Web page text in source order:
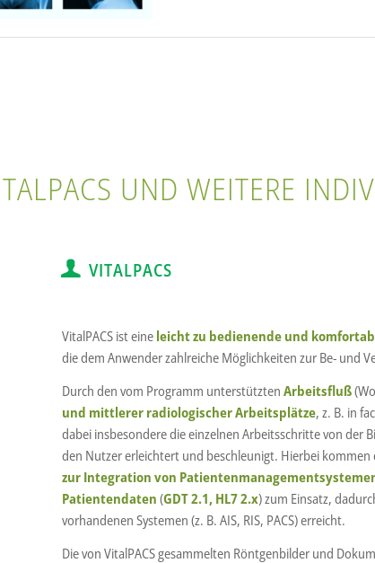
UND WEITERE
VITALPACS
VitalPACS ist eine leicht zu bedienende und
die dem Anwender zahlreiche Möglichkeiten zur Be- und
Durch den vom Programm unterstützten Arbeitsfluß
und mittlerer radiologischer Arbeitsplätze, z. B. in
dabei insbesondere die einzelnen Arbeitsschritte von der
den Nutzer erleichtert und beschleunigt. Hierbei kommen
zur Integration von
Patientendaten (GDT 2.1, HL7 2.x) zum Einsatz,
vorhandenen Systemen (z. B. AIS, RIS, PACS) erreicht.
Die von VitalPACS gesammelten Röntgenbilder und